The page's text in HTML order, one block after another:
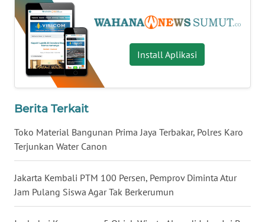
Install Aplikasi
Berita Terkait
Toko Material Bangunan Prima Jaya Terbakar, Polres Karo
Terjunkan Water Canon
Jakarta Kembali PTM 100 Persen, Pemprov Diminta Atur
Jam Pulang Siswa Agar Tak Berkerumun
WN
JATENG
WN
NUSANTARA
JOGJA
WN
JATIM
WN
BALI